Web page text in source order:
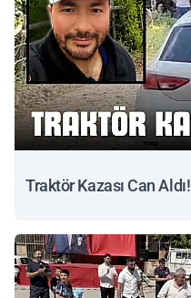
Traktör Kazası Can Aldı!